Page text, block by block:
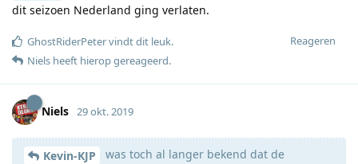
dit seizoen Nederland ging verlaten.
Reageren
GhostRiderPetervindt dit leuk.
Niels heeft hierop gereageerd.
Niels 29 okt. 2019
Kevin-KJP
was toch al langer bekend dat de